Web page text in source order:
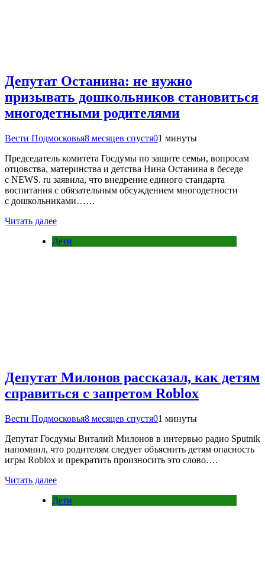
Депутат Останина: не нужно
призывать дошкольников становиться
многодетными родителями
Вести Подмосковья8 месяцев спустя01 минуты
Председатель комитета Госдумы по защите семьи, вопросам
отцовства, материнства и детства Нина Останина в беседе
с NEWS. ru заявила, что внедрение единого стандарта
воспитания с обязательным обсуждением многодетности
с дошкольниками……
Читать далее
Дети
Депутат Милонов рассказал, как детям
справиться с запретом Roblox
Вести Подмосковья8 месяцев спустя01 минуты
Депутат Госдумы Виталий Милонов в интервью радио Sputnik
напомнил, что родителям следует объяснить детям опасность
игры Roblox и прекратить произносить это слово….
Читать далее
Дети